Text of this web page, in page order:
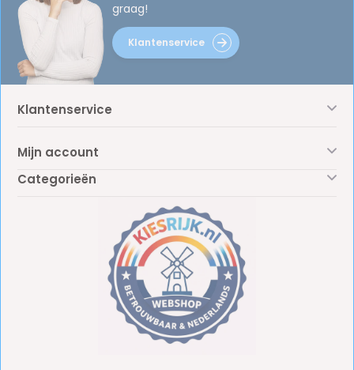
graag!
Klantenservice
Klantenservice
Mijn account
Categorieën